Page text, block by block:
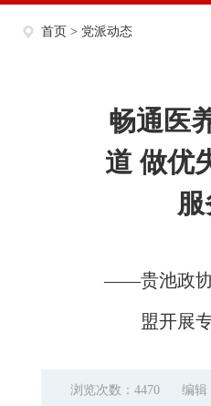
首页 > 党派动态
畅通医
道 做优
——贵池政协
盟开展
浏览次数：4470 编辑